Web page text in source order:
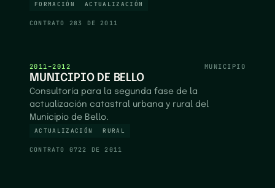
FORMACIÓN ACTUALIZACIÓN
CONTRATO 283 DE 2011
2011–2012 MUNICIPIO
MUNICIPIO DE BELLO
Consultoría para la segunda fase de la
actualización catastral urbana y rural del
Municipio de Bello.
ACTUALIZACIÓN RURAL
CONTRATO 0722 DE 2011